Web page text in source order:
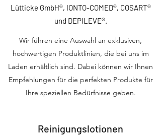
Lütticke GmbH®, IONTO-COMED®, COSART®
und DEPILEVE®.
Wir führen eine Auswahl an exklusiven,
hochwertigen Produktlinien, die bei uns im
Laden erhältlich sind. Dabei können wir Ihnen
Empfehlungen für die perfekten Produkte für
Ihre speziellen Bedürfnisse geben.
Reinigungslotionen